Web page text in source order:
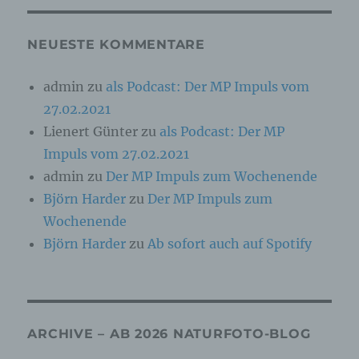
NEUESTE KOMMENTARE
admin zu als Podcast: Der MP Impuls vom
27.02.2021
Lienert Günter zu als Podcast: Der MP
Impuls vom 27.02.2021
admin zu Der MP Impuls zum Wochenende
Björn Harder zu Der MP Impuls zum
Wochenende
Björn Harder zuAb sofort auch auf Spotify
ARCHIVE – AB 2026 NATURFOTO-BLOG
besonderen Merkmalen, die Ausdruck der
psychischen, wirtschaftlichen, kulturellen oder
b) betroffene Person
Betroffene Person ist jede identifizierte oder
identifizierbare natürliche Person, deren
personenbezogene Daten von dem für die
Verarbeitung Verantwortlichen verarbeitet
werden.
oder jede solche Vorgangsreihe im